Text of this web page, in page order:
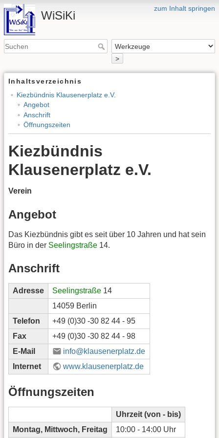
zum Inhalt springen
WiSiKi
>
Inhaltsverzeichnis
Kiezbündnis Klausenerplatz e.V.
Angebot
Anschrift
Öffnungszeiten
Kiezbündnis
Klausenerplatz e.V.
Verein
Angebot
Das Kiezbündnis gibt es seit über 10 Jahren und hat sein
Büro in der Seelingstraße 14.
Anschrift
Adresse Seelingstraße 14
14059 Berlin
Telefon
+49 (0)30 -30 82 44 - 95
Fax
+49 (0)30 -30 82 44 - 98
E-Mail
info@klausenerplatz.de
Internet
www.klausenerplatz.de
Öffnungszeiten
Uhrzeit (von - bis)
Montag, Mittwoch, Freitag
10:00 - 14:00 Uhr